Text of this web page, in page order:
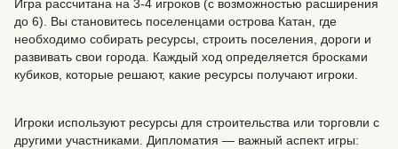
Игра рассчитана на 3-4 игроков (с возможностью расширения
до 6). Вы становитесь поселенцами острова Катан, где
необходимо собирать ресурсы, строить поселения, дороги и
развивать свои города. Каждый ход определяется бросками
кубиков, которые решают, какие ресурсы получают игроки.
Игроки используют ресурсы для строительства или торговли с
другими участниками. Дипломатия — важный аспект игры: